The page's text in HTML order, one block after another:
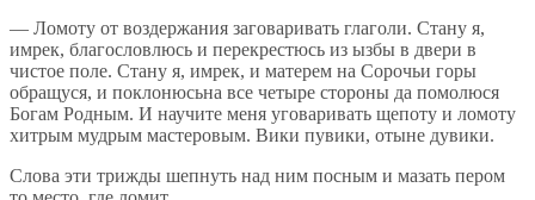
— Ломоту от воздержания заговаривать глаголи. Стану я,
имрек, благословлюсь и перекрестюсь из ызбы в двери в
чистое поле. Стану я, имрек, и матерем на Сорочьи горы
обращуся, и поклонюсьна все четыре стороны да помолюся
Богам Родным. И научите меня уговаривать щепоту и ломоту
хитрым мудрым мастеровым. Вики пувики, отыне дувики.
Слова эти трижды шепнуть над ним посным и мазать пером